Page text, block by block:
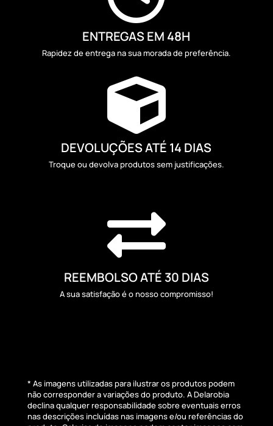
ENTREGAS EM 48H
Rapidez de entrega na sua morada de preferência.

DEVOLUÇÕES ATÉ 14 DIAS
Troque ou devolva produtos sem justificações.

REEMBOLSO ATÉ 30 DIAS
A sua satisfação é o nosso compromisso!
* As imagens utilizadas para ilustrar os produtos podem
não corresponder a variações do produto. A Delarobia
declina qualquer responsabilidade sobre eventuais erros
nas descrições incluídas nas imagens e/ou referências do